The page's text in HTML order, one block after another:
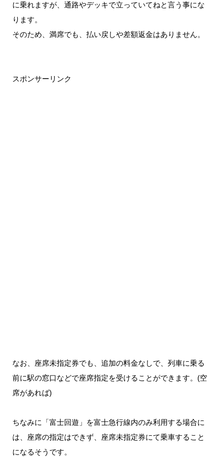
に乗れますが、通路やデッキで立っていてねと言う事にな
ります。
そのため、満席でも、払い戻しや差額返金はありません。
スポンサーリンク
なお、座席未指定券でも、追加の料金なしで、列車に乗る
前に駅の窓口などで座席指定を受けることができます。(空
席があれば)
ちなみに「富士回遊」を富士急行線内のみ利用する場合に
は、座席の指定はできず、座席未指定券にて乗車すること
になるそうです。